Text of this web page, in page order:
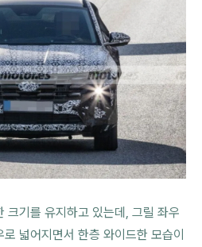
크기를 유지하고 있는데, 그릴 좌우
넓어지면서 한층 와이드한 모습이